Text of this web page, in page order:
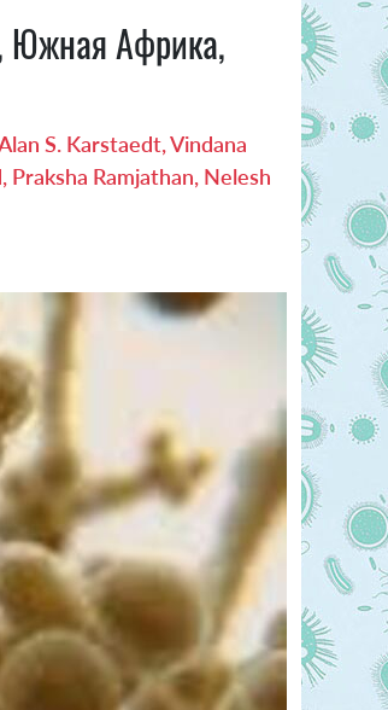
Южная Африка,
S. Karstaedt, Vindana
Ramjathan, Nelesh